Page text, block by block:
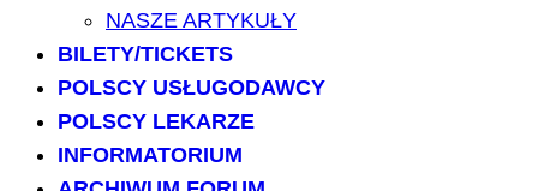
NASZE ARTYKUŁY
BILETY/TICKETS
POLSCY USŁUGODAWCY
POLSCY LEKARZE
INFORMATORIUM